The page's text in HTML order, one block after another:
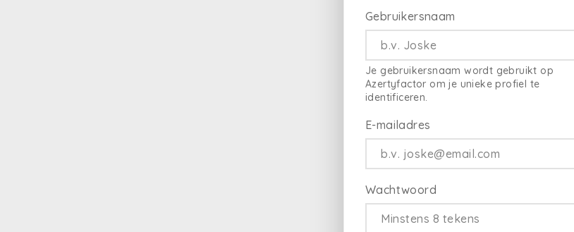
Gebruikersnaam
Je gebruikersnaam wordt gebruikt op
Azertyfactor om je unieke profiel te
identificeren.
E-mailadres
Wachtwoord